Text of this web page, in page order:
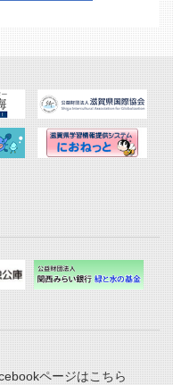
ページはこちら